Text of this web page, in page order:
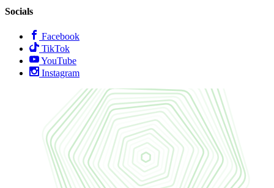
Socials
Facebook
TikTok
YouTube
Instagram